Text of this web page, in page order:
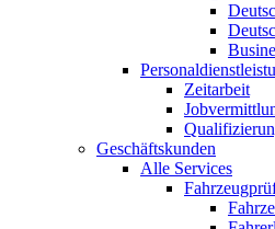
Zeitarbeit
Geschäftskunden
Alle Services